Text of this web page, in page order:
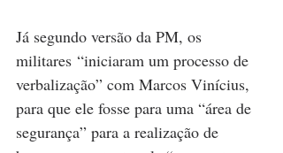
Já segundo versão da PM, os
militares “iniciaram um processo de
verbalização” com Marcos Vinícius,
para que ele fosse para uma “área de
segurança” para a realização de